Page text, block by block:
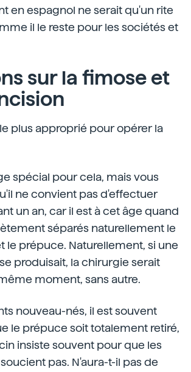
en espagnol ne serait qu'un rite
il le reste pour les sociétés et
sur la fimose et
plus approprié pour opérer la
spécial pour cela, mais vous
ne convient pas d'effectuer
un an, car il est à cet âge quand
séparés naturellement le
le prépuce. Naturellement, si une
produisait, la chirurgie serait
moment, sans autre.
nouveau-nés, il est souvent
le prépuce soit totalement retiré,
insiste souvent pour que les
pas. N'aura-t-il pas de